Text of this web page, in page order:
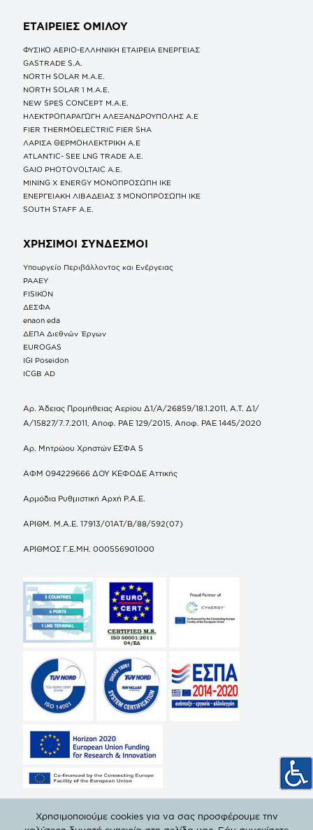
ΕΤΑΙΡΕΙΕΣ ΟΜΙΛΟΥ
ΦΥΣΙΚΟ ΑΕΡΙΟ-ΕΛΛΗΝΙΚΗ ΕΤΑΙΡΕΙΑ ΕΝΕΡΓΕΙΑΣ
GASTRADE S.A.
NORTH SOLAR M.Α.Ε.
NORTH SOLAR 1 M.Α.Ε.
NEW SPES CONCEPT Μ.Α.Ε.
ΗΛΕΚΤΡΟΠΑΡΑΓΩΓΗ ΑΛΕΞΑΝΔΡΟΥΠΟΛΗΣ A.E
FIER THERMOELECTRIC FIER SHA
ΛΑΡΙΣΑ ΘΕΡΜΟΗΛΕΚΤΡΙΚΗ A.E
ATLANTIC- SEE LNG TRADE A.E.
GAIO PHOTOVOLTAIC Α.Ε.
MINING X ENERGY ΜΟΝΟΠΡΟΣΩΠΗ ΙΚΕ
ΕΝΕΡΓΕΙΑΚΗ ΛΙΒΑΔΕΙΑΣ 3 ΜΟΝΟΠΡΟΣΩΠΗ ΙΚΕ
SOUTH STAFF Α.Ε.
ΧΡΗΣΙΜΟΙ ΣΥΝΔΕΣΜΟΙ
Υπουργείο Περιβάλλοντος και Ενέργειας
ΡΑΑΕΥ
FISIKON
ΔΕΣΦΑ
enaon eda
ΔΕΠΑ Διεθνών Έργων
EUROGAS
IGI Poseidon
ICGB AD
Αρ. Άδειας Προμήθειας Αερίου Δ1/Α/26859/18.1.2011, Α.Τ. Δ1/
Α/15827/7.7.2011, Αποφ. ΡΑΕ 129/2015, Αποφ. ΡΑΕ 1445/2020
Αρ. Μητρώου Χρηστών ΕΣΦΑ 5
ΑΦΜ 094229666 ΔΟΥ ΚΕΦΟΔΕ Αττικής
Αρμόδια Ρυθμιστική Αρχή Ρ.Α.Ε.
ΑΡΙΘΜ. Μ.Α.Ε. 17913/01ΑΤ/Β/88/592(07)
ΑΡΙΘΜΟΣ Γ.Ε.ΜΗ. 000556901000
Χρησιμοποιούμε cookies για να σας προσφέρουμε την